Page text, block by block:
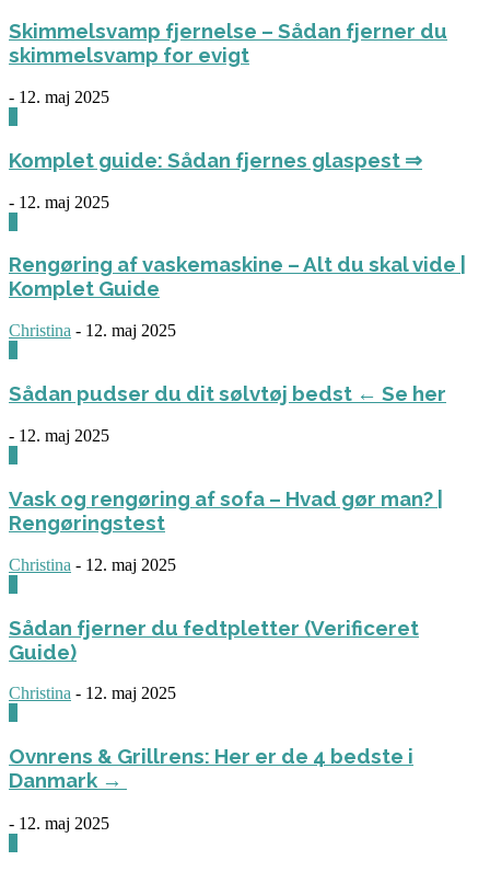
Skimmelsvamp fjernelse – Sådan fjerner du
skimmelsvamp for evigt
- 12. maj 2025
Komplet guide: Sådan fjernes glaspest ⇒
- 12. maj 2025
Rengøring af vaskemaskine – Alt du skal vide |
Komplet Guide
Christina - 12. maj 2025
Sådan pudser du dit sølvtøj bedst ← Se her
- 12. maj 2025
Vask og rengøring af sofa – Hvad gør man? |
Rengøringstest
Christina - 12. maj 2025
Sådan fjerner du fedtpletter (Verificeret
Guide)
Christina - 12. maj 2025
Ovnrens & Grillrens: Her er de 4 bedste i
Danmark →
- 12. maj 2025